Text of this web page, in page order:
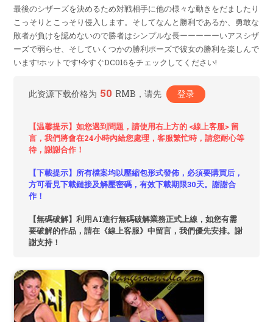
最後のシザーズを決めるため対戦相手に他の様々な動きをだましたり
こっそりとこっそり侵入します。そしてなんと勝利であるか、勇敢な
敗者が負けを認めないので勝者はシンプルな長ーーーーーいアスシザ
ーズで弱らせ、そしていくつかの勝利ポーズで彼女の勝利を楽しんで
います!ホットです!今すぐDC016をチェックしてください!
此资源下载价格为 50 RMB，请先 登录
【温馨提示】如您遇到問題，請使用右上方的 <線上客服> 留
言，我們將會在24小時內給您處理，客服繁忙時，請您耐心等
待，謝謝合作！
【下載提示】所有檔案均以壓縮包形式發佈，必須要購買后，
方可看見下載鏈接及解壓密碼，有效下載期限30天。謝謝合
作！
【無碼破解】利用AI進行無碼破解業務正式上線，如您有需
要破解的作品，請在《線上客服》中留言，我們優先安排。謝
謝支持！